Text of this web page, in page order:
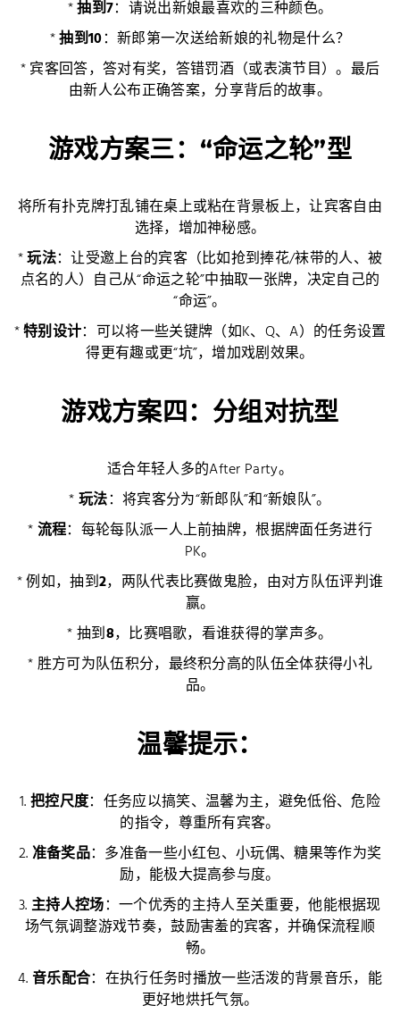
*抽到7：请说出新娘最喜欢的三种颜色。
*抽到10：新郎第一次送给新娘的礼物是什么？
* 宾客回答，答对有奖，答错罚酒（或表演节目）。最后
由新人公布正确答案，分享背后的故事。
游戏方案三：“命运之轮”型
将所有扑克牌打乱铺在桌上或粘在背景板上，让宾客自由
选择，增加神秘感。
*玩法：让受邀上台的宾客（比如抢到捧花/袜带的人、被
点名的人）自己从“命运之轮”中抽取一张牌，决定自己的
“命运”。
*特别设计：可以将一些关键牌（如K、Q、A）的任务设置
得更有趣或更“坑”，增加戏剧效果。
游戏方案四：分组对抗型
适合年轻人多的After Party。
*玩法：将宾客分为“新郎队”和“新娘队”。
*流程：每轮每队派一人上前抽牌，根据牌面任务进行
PK。
* 例如，抽到2，两队代表比赛做鬼脸，由对方队伍评判谁
赢。
* 抽到8，比赛唱歌，看谁获得的掌声多。
* 胜方可为队伍积分，最终积分高的队伍全体获得小礼
品。
温馨提示：
1.把控尺度：任务应以搞笑、温馨为主，避免低俗、危险
的指令，尊重所有宾客。
2.准备奖品：多准备一些小红包、小玩偶、糖果等作为奖
励，能极大提高参与度。
3.主持人控场：一个优秀的主持人至关重要，他能根据现
场气氛调整游戏节奏，鼓励害羞的宾客，并确保流程顺
畅。
4.音乐配合：在执行任务时播放一些活泼的背景音乐，能
更好地烘托气氛。